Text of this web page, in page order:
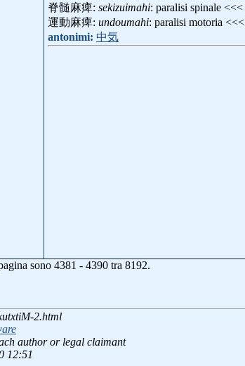
脊髄麻痺: sekizuimahi: paralisi spinale <<<
運動麻痺: undoumahi: paralisi motoria <<<
antonimi: 中気
sono 4381 - 4390 tra 8192.
2.html
author or legal claimant
12:51